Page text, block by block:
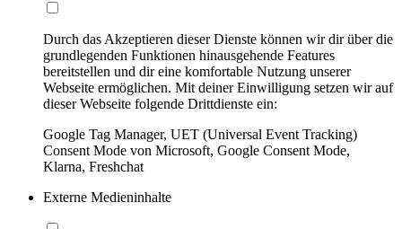
Durch das Akzeptieren dieser Dienste können wir dir über die
grundlegenden Funktionen hinausgehende Features
bereitstellen und dir eine komfortable Nutzung unserer
Webseite ermöglichen. Mit deiner Einwilligung setzen wir auf
dieser Webseite folgende Drittdienste ein:
Google Tag Manager, UET (Universal Event Tracking)
Consent Mode von Microsoft, Google Consent Mode,
Klarna, Freshchat
Externe Medieninhalte